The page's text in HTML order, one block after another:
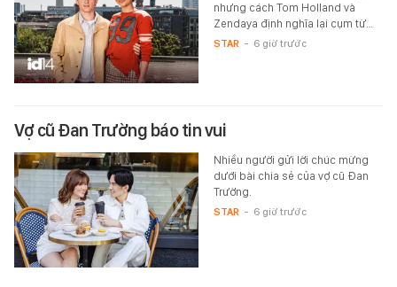
nhưng cách Tom Holland và
Zendaya định nghĩa lại cụm từ…
STAR - 6 giờ trước
Vợ cũ Đan Trường báo tin vui
Nhiều người gửi lời chúc mừng
dưới bài chia sẻ của vợ cũ Đan
Trường.
STAR - 6 giờ trước